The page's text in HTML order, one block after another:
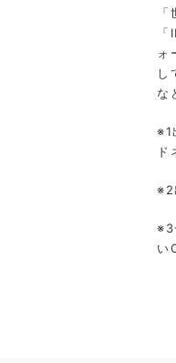
ォ
し
な
※1
※2
※3
い